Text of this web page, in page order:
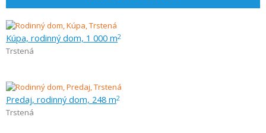
Kúpa, rodinný dom, 1 000 m2
Trstená
Predaj, rodinný dom, 248 m2
Trstená